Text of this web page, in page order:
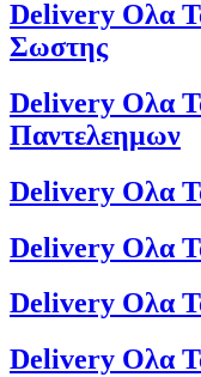
Delivery Ολα
Σωστης
Delivery Ολα
Παντελεημων
Delivery Ολα
Delivery Ολα
Delivery Ολα
Delivery Ολα